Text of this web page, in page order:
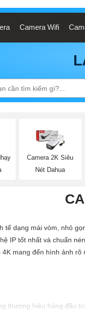
Camera Wifi
Camera 2K Siêu
Nét Dahua
tế dạng mái vòm, nhỏ
IP tốt nhất và chuẩn
mang đến hình ảnh rõ
thương hiệu hàng đầu